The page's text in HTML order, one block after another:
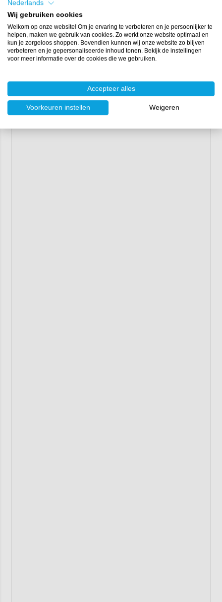
Hieronder vind je een overzicht van de benodigde
hoeveelheidverharderper hoeveelheid topcoat:
Schuurgelcoat Verharder
100 ml verharder
25 kg 500 ml verharder
Nederlands
Wij gebruiken cookies
Welkom op onze website! Om je ervaring te verbeteren en je persoonlijker te
helpen, maken we gebruik van cookies. Zo werkt onze website optimaal en
kun je zorgeloos shoppen. Bovendien kunnen wij onze website zo blijven
verbeteren en je gepersonaliseerde inhoud tonen. Bekijk de instellingen
voor meer informatie over de cookies die we gebruiken.
Accepteer alles
Voorkeuren instellen Weigeren